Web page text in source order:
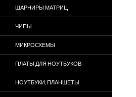
ШАРНИРЫ МАТРИЦ
ЧИПЫ
МИКРОСХЕМЫ
ПЛАТЫ ДЛЯ НОУТБУКОВ
НОУТБУКИ, ПЛАНШЕТЫ